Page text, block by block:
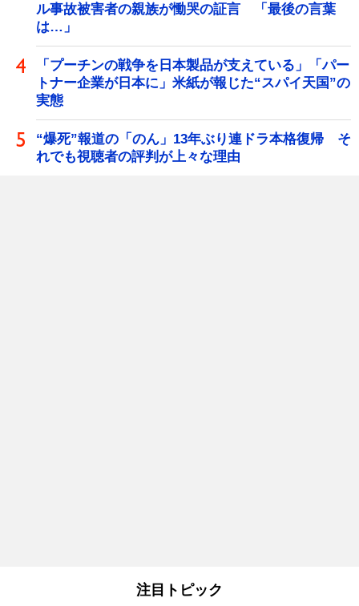
ル事故被害者の親族が慟哭の証言 「最後の言葉
は…」
「プーチンの戦争を日本製品が支えている」「パー
トナー企業が日本に」米紙が報じた“スパイ天国”の
実態
“爆死”報道の「のん」13年ぶり連ドラ本格復帰 そ
れでも視聴者の評判が上々な理由
注目トピック